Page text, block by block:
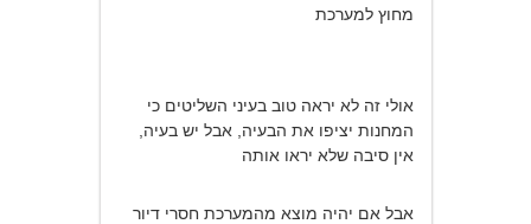
מחוץ למערכת
אולי זה לא יראה טוב בעיני השליטים כי
המחנות יציפו את הבעיה, אבל יש בעיה,
אין סיבה שלא יראו אותה
אבל אם יהיה מוצא מהמערכת חסרי דיור